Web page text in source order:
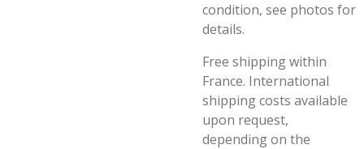
condition, see photos for
details.
Free shipping within
France. International
shipping costs available
upon request,
depending on the